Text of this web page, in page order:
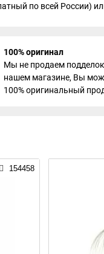
по всей России)
100% оригинал
Мы не продаем
нашем магазине, Вы
100% оригинальный
154458